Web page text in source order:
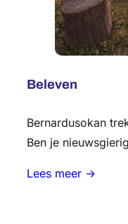
Beleven
Bernardusokan
Ben je
Lees meer ->